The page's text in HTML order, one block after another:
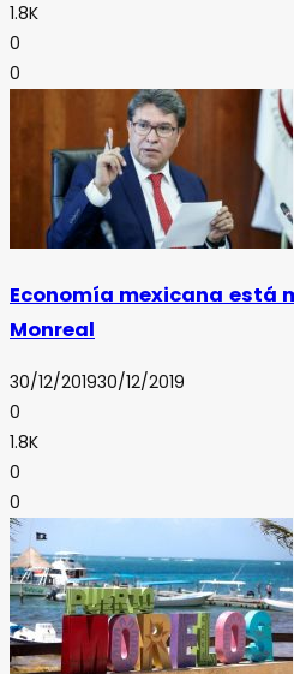
1.8K
0
0
Economía mexicana está
Monreal
30/12/201930/12/2019
0
1.8K
0
0